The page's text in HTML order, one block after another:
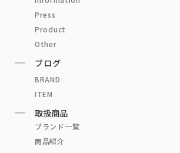
Press
Product
Other
ブログ
BRAND
ITEM
取扱商品
ブランド一覧
商品紹介